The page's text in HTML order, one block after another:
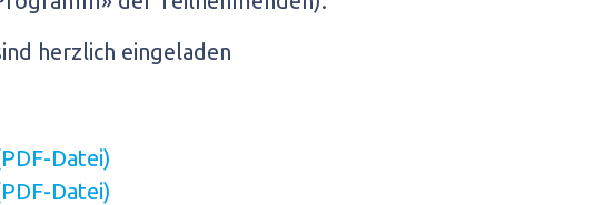
herzlich eingeladen
Datei)
Datei)